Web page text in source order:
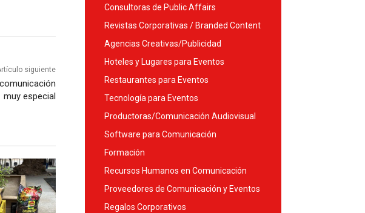
siguiente
muy especial
Consultoras de Public Affairs
Revistas Corporativas / Branded Content
Agencias Creativas/Publicidad
Hoteles y Lugares para Eventos
Restaurantes para Eventos
Tecnología para Eventos
Productoras/Comunicación Audiovisual
Software para Comunicación
Formación
Recursos Humanos en Comunicación
Proveedores de Comunicación y Eventos
Regalos Corporativos